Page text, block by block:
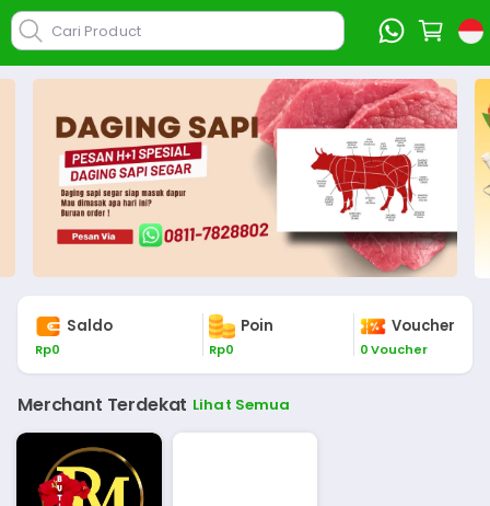
Cari Product
Saldo
Rp0
Poin
Rp0
Voucher
0 Voucher
Merchant Terdekat Lihat Semua